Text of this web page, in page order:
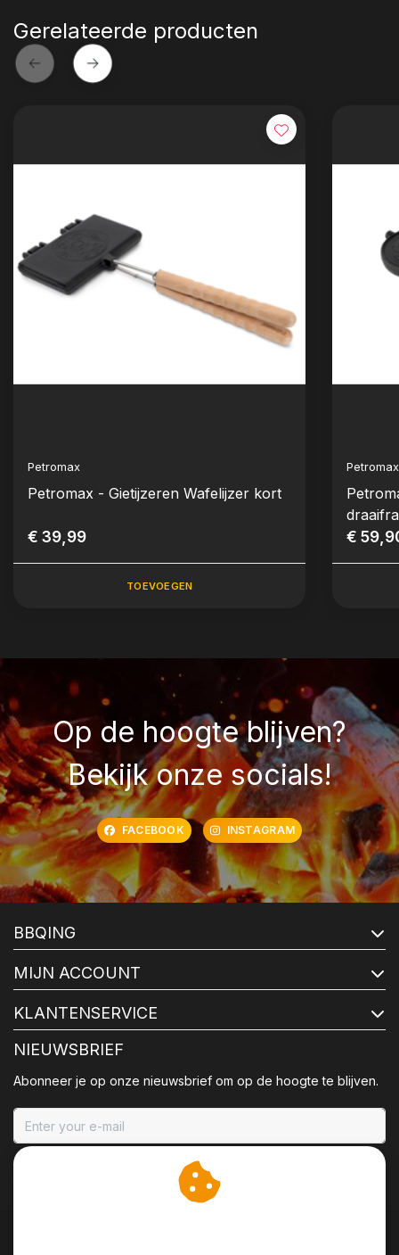
Gerelateerde producten
Petromax
Petromax - Gietijzeren Wafelijzer kort
€ 39,99
TOEVOEGEN
Petromax
€
Op de hoogte blijven?
Bekijk onze socials!
FACEBOOK INSTAGRAM
BBQING
MIJN ACCOUNT
KLANTENSERVICE
NIEUWSBRIEF
Abonneer je op onze nieuwsbrief om op de hoogte te blijven.